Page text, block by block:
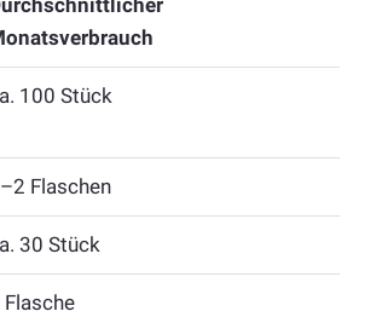
100 Stück
Flaschen
30 Stück
Flasche